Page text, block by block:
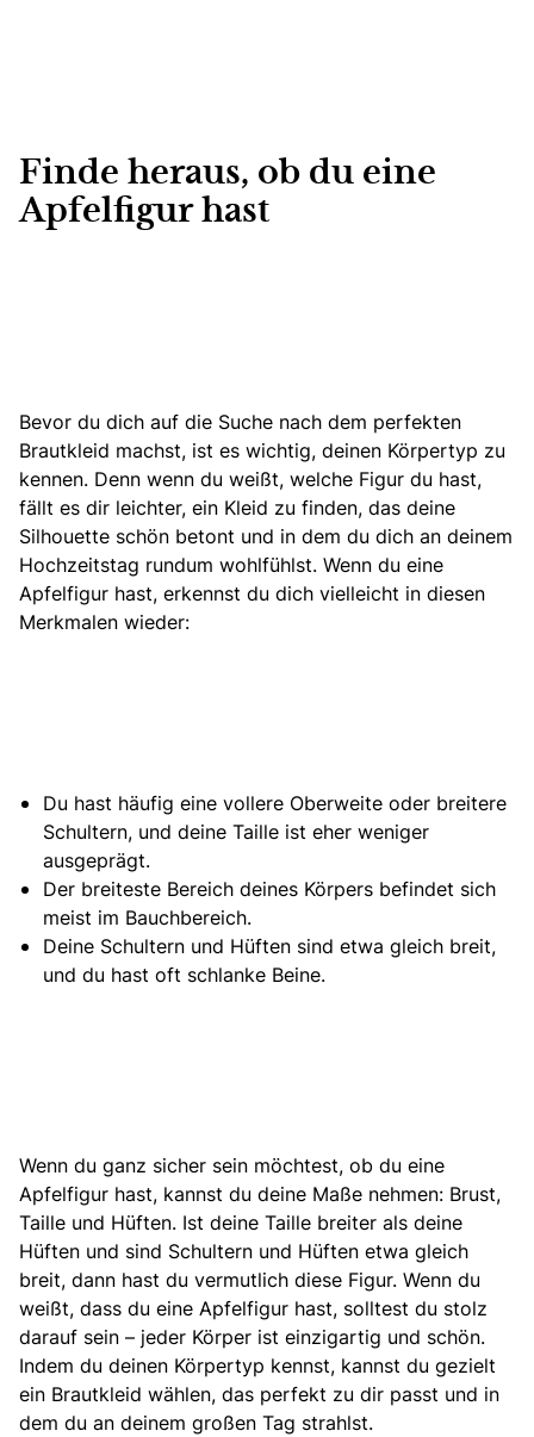
Finde heraus, ob du eine
Apfelfigur hast
Bevor du dich auf die Suche nach dem perfekten
Brautkleid machst, ist es wichtig, deinen Körpertyp zu
kennen. Denn wenn du weißt, welche Figur du hast,
fällt es dir leichter, ein Kleid zu finden, das deine
Silhouette schön betont und in dem du dich an deinem
Hochzeitstag rundum wohlfühlst. Wenn du eine
Apfelfigur hast, erkennst du dich vielleicht in diesen
Merkmalen wieder:
Du hast häufig eine vollere Oberweite oder breitere
Schultern, und deine Taille ist eher weniger
ausgeprägt.
Der breiteste Bereich deines Körpers befindet sich
meist im Bauchbereich.
Deine Schultern und Hüften sind etwa gleich breit,
und du hast oft schlanke Beine.
Wenn du ganz sicher sein möchtest, ob du eine
Apfelfigur hast, kannst du deine Maße nehmen: Brust,
Taille und Hüften. Ist deine Taille breiter als deine
Hüften und sind Schultern und Hüften etwa gleich
breit, dann hast du vermutlich diese Figur. Wenn du
weißt, dass du eine Apfelfigur hast, solltest du stolz
darauf sein – jeder Körper ist einzigartig und schön.
Indem du deinen Körpertyp kennst, kannst du gezielt
ein Brautkleid wählen, das perfekt zu dir passt und in
dem du an deinem großen Tag strahlst.